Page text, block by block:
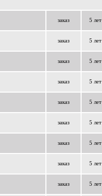
заказ 5 лет
заказ 5 лет
заказ 5 лет
заказ 5 лет
заказ 5 лет
заказ 5 лет
заказ 5 лет
заказ 5 лет
заказ 5 лет